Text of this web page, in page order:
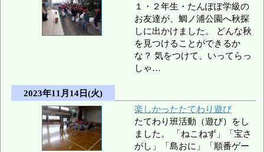
１・２年生・たんぽぽ学級の
お友達が、鯛ノ浦公園へ秋探
しに出かけました。 どんな秋
を見つけることができるか
な？ 気をつけて、いってらっ
しゃ…
2023年11月14日(火)
楽しかったたてわり遊び
たてわり班活動（遊び）をし
ました。 「ねこねず」「宝さ
がし」「島おに」「順番ゲー